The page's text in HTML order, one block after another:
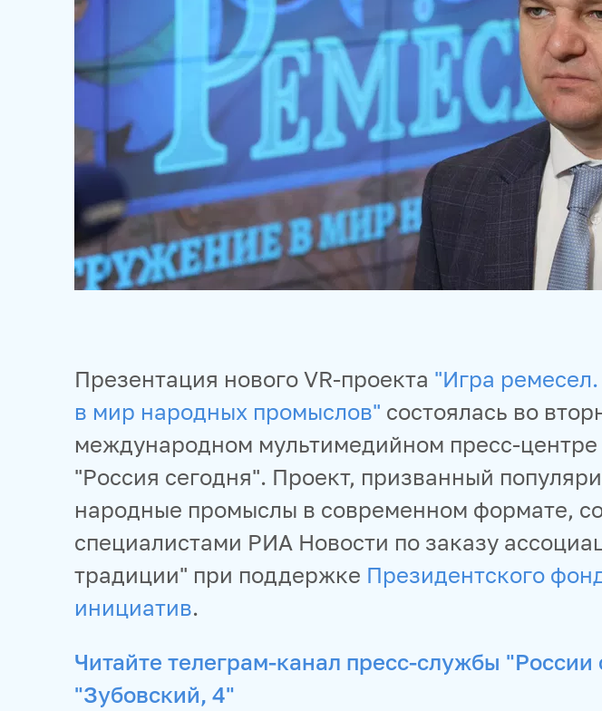
Презентация нового VR-проекта "Игра
в мир народных промыслов" состоялась во
международном мультимедийном пресс-
"Россия сегодня". Проект, призванный
народные промыслы в современном формате,
специалистами РИА Новости по заказу
традиции" при поддержке Президентского
инициатив.
Читайте телеграм-канал пресс-службы "России
"Зубовский, 4"